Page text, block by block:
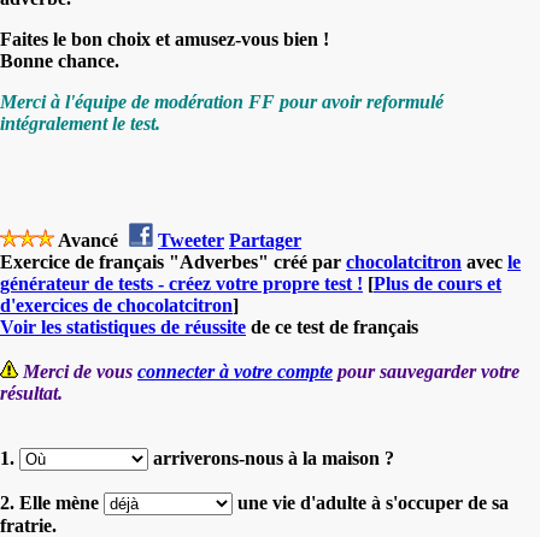
Faites le bon choix et amusez-vous bien !
Bonne chance.
Merci à l'équipe de modération FF pour avoir reformulé
intégralement le test.
Avancé Tweeter Partager
Exercice de français "Adverbes" créé par chocolatcitron avec le
générateur de tests - créez votre propre test ! [Plus de cours et
d'exercices de chocolatcitron]
Voir les statistiques de réussite de ce test de français
Merci de vous connecter à votre compte pour sauvegarder votre
résultat.
1. arriverons-nous à la maison ?
2. Elle mène
une vie d'adulte à s'occuper de sa
fratrie.